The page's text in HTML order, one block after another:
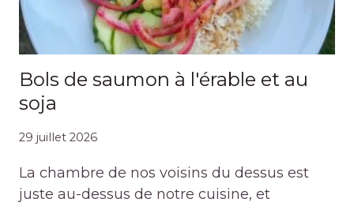
Bols de saumon à l'érable et au
soja
29 juillet 2026
La chambre de nos voisins du dessus est
juste au-dessus de notre cuisine, et